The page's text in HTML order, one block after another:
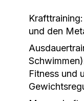
Krafttraining:
und den
Fitness und